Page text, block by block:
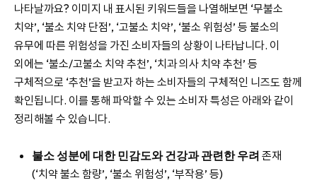
나타날까요? 이미지 내 표시된 키워드들을 나열해보면 ‘무불소
치약’, ‘불소 치약 단점’, ‘고불소 치약’, ‘불소 위험성’ 등 불소의
유무에 따른 위험성을 가진 소비자들의 상황이 나타납니다. 이
외에는 ‘불소/고불소 치약 추천’, ‘치과 의사 치약 추천’ 등
구체적으로 ‘추천’을 받고자 하는 소비자들의 구체적인 니즈도 함께
확인됩니다. 이를 통해 파악할 수 있는 소비자 특성은 아래와 같이
정리해볼 수 있습니다.
불소 성분에 대한 민감도와 건강과 관련한 우려 존재
(‘치약 불소 함량’, ‘불소 위험성’, ‘부작용’ 등)